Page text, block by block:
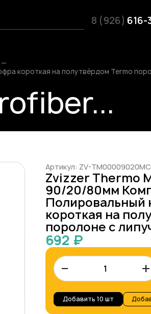
8 (926) 616-
короткая на полутвёрдом Termo
Артикул: ZV-TM00009020MC
Zvizzer Thermo
90/20/80мм
Полировальный
короткая на
поролоне с
692 ₽
– +
Добавить 10 шт